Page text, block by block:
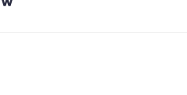
onlarca uygulamanın